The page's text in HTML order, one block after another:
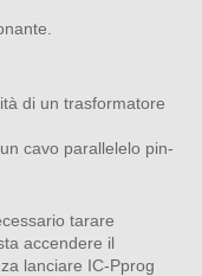
di un trasformatore
cavo parallelelo pin-
tarare
accendere il
lanciare IC-Pprog